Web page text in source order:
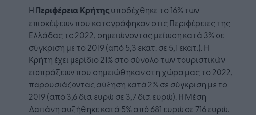
Η Περιφέρεια Κρήτης υποδέχθηκε το 16% των
επισκέψεων που καταγράφηκαν στις Περιφέρειες της
Ελλάδας το 2022, σημειώνοντας μείωση κατά 3% σε
σύγκριση με το 2019 (από 5,3 εκατ. σε 5,1 εκατ.). Η
Κρήτη έχει μερίδιο 21% στο σύνολο των τουριστικών
εισπράξεων που σημειώθηκαν στη χώρα μας το 2022,
παρουσιάζοντας αύξηση κατά 2% σε σύγκριση με το
2019 (από 3,6 δισ. ευρώ σε 3,7 δισ. ευρώ). Η Μέση
Δαπάνη αυξήθηκε κατά 5% από 681 ευρώ σε 716 ευρώ.